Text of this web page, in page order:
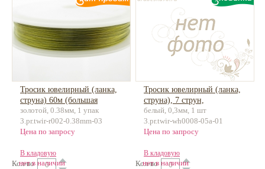
Тросик ювелирный (ланка,
струна) 60м (большая
намотка)
золотой, 0.38мм, 1 упак
3.pr.twir-r002-0.38mm-03
Цена по запросу
В кладовую
Кол-во
нет в наличии
Тросик ювелирный (ланка,
струна), 7 струн,
нержавеющая сталь,
покрытие, 100м
белый, 0,3мм, 1 шт
3.pr.twir-wh0008-05a-01
Цена по запросу
В кладовую
Кол-во
нет в наличии